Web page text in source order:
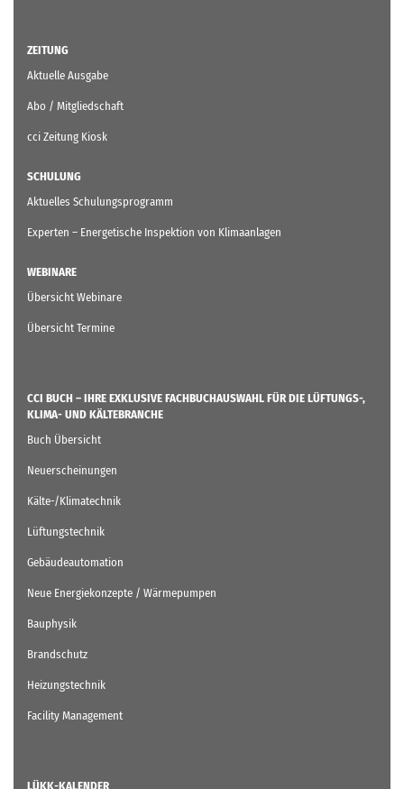
ZEITUNG
Aktuelle Ausgabe
Abo / Mitgliedschaft
cci Zeitung Kiosk
SCHULUNG
Aktuelles Schulungsprogramm
Experten – Energetische Inspektion von Klimaanlagen
WEBINARE
Übersicht Webinare
Übersicht Termine
CCI BUCH – IHRE EXKLUSIVE FACHBUCHAUSWAHL FÜR DIE LÜFTUNGS-,
KLIMA- UND KÄLTEBRANCHE
Buch Übersicht
Neuerscheinungen
Kälte-/Klimatechnik
Lüftungstechnik
Gebäudeautomation
Neue Energiekonzepte / Wärmepumpen
Bauphysik
Brandschutz
Heizungstechnik
Facility Management
LÜKK-KALENDER